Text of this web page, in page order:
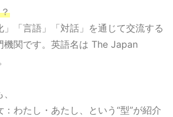
」「言語」「対話」を通じて交流する
機関です。英語名は The Japan
わたし・あたし、という“型”が紹介